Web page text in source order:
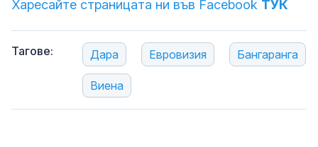
Харесайте страницата ни във Facebook ТУК
Тагове: Дара Евровизия Бангаранга
Виена